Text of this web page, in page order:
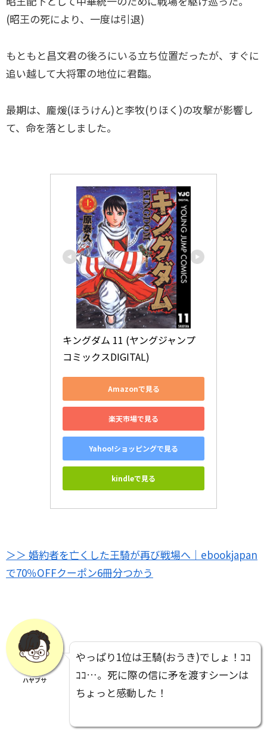
(昭王の死により、一度は引退)
もともと昌文君の後ろにいる立ち位置だったが、すぐに
追い越して大将軍の地位に君臨。
最期は、龐煖(ほうけん)と李牧(りほく)の攻撃が影響し
て、命を落としました。
キングダム 11 (ヤングジャンプ
コミックスDIGITAL)
Amazonで見る
楽天市場で見る
Yahoo!ショッピングで見る
kindleで見る
＞＞ 婚約者を亡くした王騎が再び戦場へ｜ebookjapan
で70％OFFクーポン6冊分つかう
ハヤブサ
やっぱり1位は王騎(おうき)でしょ！ｺｺ
ｺｺ…。死に際の信に矛を渡すシーンは
ちょっと感動した！